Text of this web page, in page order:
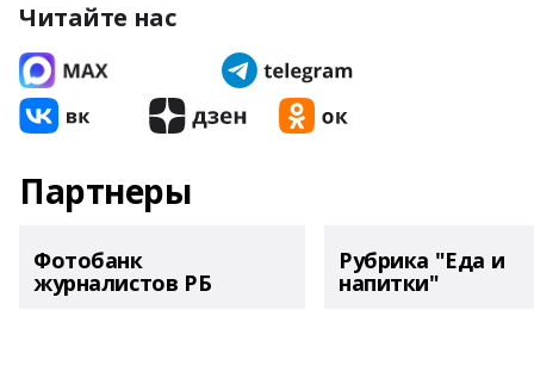
Читайте нас
Партнеры
Фотобанк
журналистов РБ
Рубрика "Еда и
напитки"